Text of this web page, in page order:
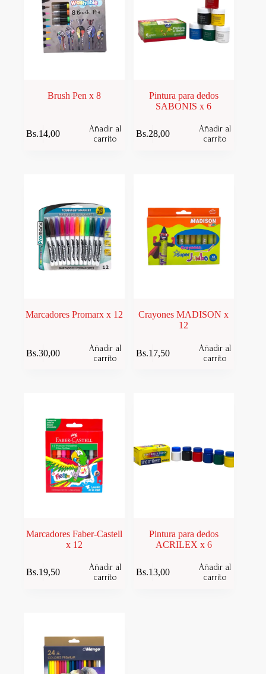
Brush Pen x 8
Bs.14,00
Añadir al
carrito
Pintura para dedos
SABONIS x 6
Bs.28,00
Añadir al
carrito
Marcadores Promarx x 12
Bs.30,00
Añadir al
carrito
Crayones MADISON x
12
Bs.17,50
Añadir al
carrito
Marcadores Faber-Castell
x 12
Bs.19,50
Añadir al
carrito
Pintura para dedos
ACRILEX x 6
Bs.13,00
Añadir al
carrito